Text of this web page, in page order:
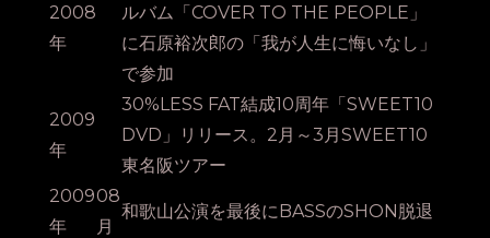
2008
年
ルバム「COVER TO THE PEOPLE」
に石原裕次郎の「我が人生に悔いなし」
で参加
2009
年
30%LESS FAT結成10周年「SWEET10
DVD」リリース。2月～3月SWEET10
東名阪ツアー
2009
年
08
月
和歌山公演を最後にBASSのSHON脱退